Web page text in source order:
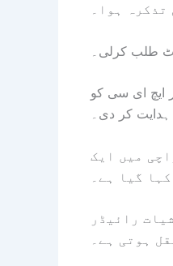
ہوا۔
طلب کرلی۔
ایچ ای سی کو
ہدایت کر دی۔
میں ایک
گیا ہے۔
رائیڈر
ہوتی ہے۔